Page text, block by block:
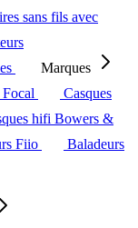
sans fils avec
Marques
Casques
hifi Bowers &
Fiio
Baladeurs